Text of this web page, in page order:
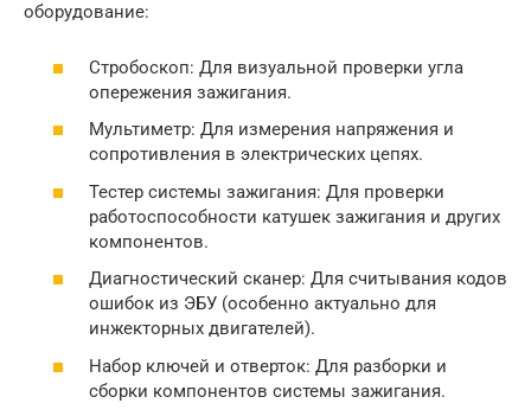
оборудование:
Стробоскоп: Для визуальной проверки угла
опережения зажигания.
Мультиметр: Для измерения напряжения и
сопротивления в электрических цепях.
Тестер системы зажигания: Для проверки
работоспособности катушек зажигания и других
компонентов.
Диагностический сканер: Для считывания кодов
ошибок из ЭБУ (особенно актуально для
инжекторных двигателей).
Набор ключей и отверток: Для разборки и
сборки компонентов системы зажигания.